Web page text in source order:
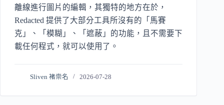
離線進行圖片的編輯，其獨特的地方在於，
Redacted 提供了大部分工具所沒有的「馬賽
克」、「模糊」、「遮蔽」的功能，且不需要下
載任何程式，就可以使用了。
Sliven 褚崇名 2026-07-28